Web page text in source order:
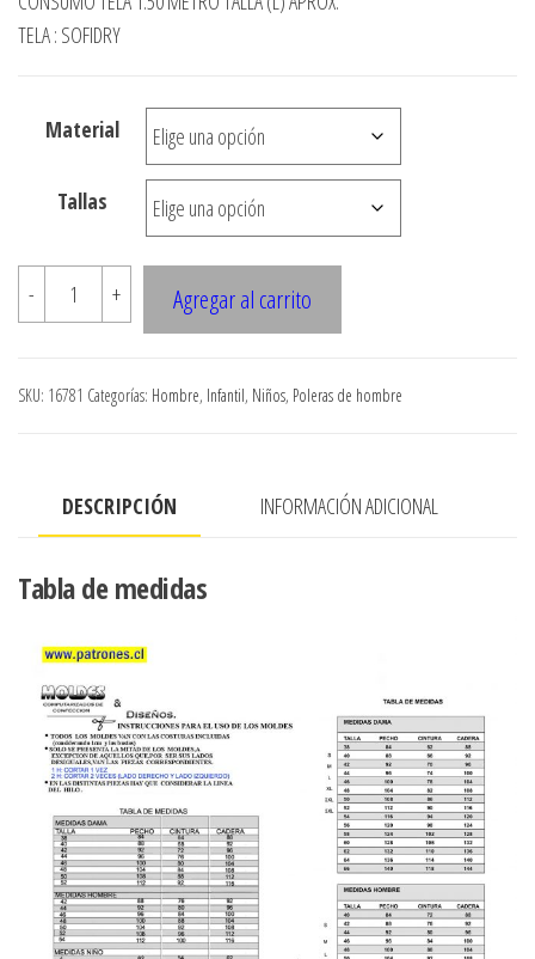
$3.900
hasta
$7.990
TELA : SOFIDRY
Material
Tallas
-
16781
POLERA
MANGA
+ Agregar al carrito
SKU: 16781 Categorías: Hombre, Infantil, Niños, Poleras de hombre
DESCRIPCIÓN INFORMACIÓN ADICIONAL
Tabla de medidas